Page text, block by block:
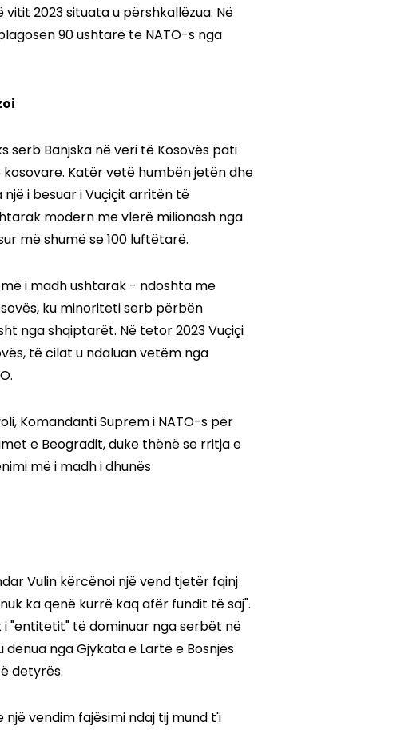
2023 situata u përshkallëzua: Në
90 ushtarë të NATO-s nga
Banjska në veri të Kosovës pati
Katër vetë humbën jetën dhe
i besuar i Vuçiçit arritën të
modern me vlerë milionash nga
më shumë se 100 luftëtarë.
i madh ushtarak - ndoshta me
ku minoriteti serb përbën
nga shqiptarët. Në tetor 2023 Vuçiçi
të cilat u ndaluan vetëm nga
Komandanti Suprem i NATO-s për
e Beogradit, duke thënë se rritja e
më i madh i dhunës
Vulin kërcënoi një vend tjetër fqinj
ka qenë kurrë kaq afër fundit të saj".
"entitetit" të dominuar nga serbët në
dënua nga Gjykata e Lartë e Bosnjës
detyrës.
vendim fajësimi ndaj tij mund t'i